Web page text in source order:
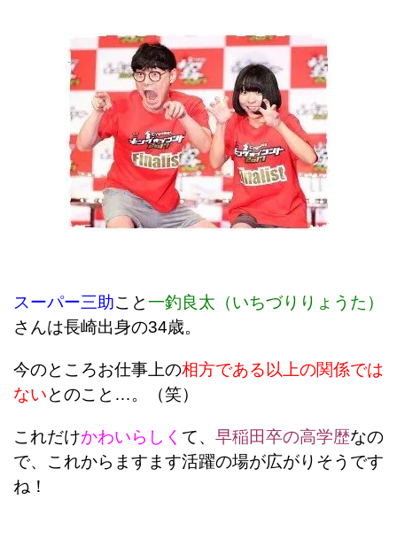
スーパー三助こと一釣良太（いちづりりょうた）
さんは長崎出身の34歳。
今のところお仕事上の相方である以上の関係では
ないとのこと…。（笑）
これだけかわいらしく て、 早稲田卒の高学歴なの
で、これからますます活躍の場が広がりそうです
ね！